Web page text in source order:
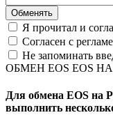
Я прочитал и
Согласен с
Не запоминать
ОБМЕН EOS EOS НА
Для обмена EOS на
выполнить